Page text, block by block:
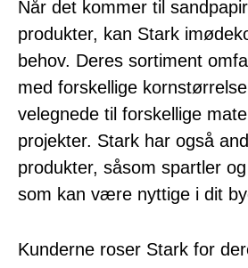
Når det kommer til
produkter, kan Stark
behov. Deres sortiment
med forskellige
velegnede til forskellige
projekter. Stark har også
produkter, såsom spartler
som kan være nyttige i dit
Kunderne roser Stark for